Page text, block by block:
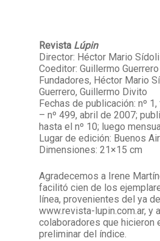
Revista Lúpin
Director: Héctor Mario Sídoli
Coeditor: Guillermo Guerrero
Fundadores, Héctor Mario
Guerrero, Guillermo Divito
Fechas de publicación: nº
– nº 499, abril de 2007;
hasta el nº 10; luego
Lugar de edición: Buenos
Dimensiones: 21×15 cm
Agradecemos a Irene
facilitó cien de los
línea, provenientes del ya
www.revista-lupin.com.ar, y
colaboradores que hicieron
preliminar del índice.